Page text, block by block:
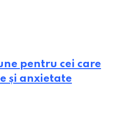
pentru cei care
și anxietate